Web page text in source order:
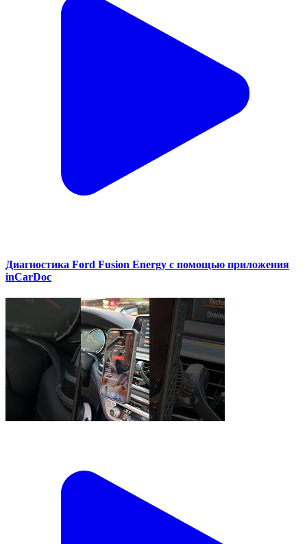
Диагностика Ford Fusion Energy с помощью приложения
inCarDoc